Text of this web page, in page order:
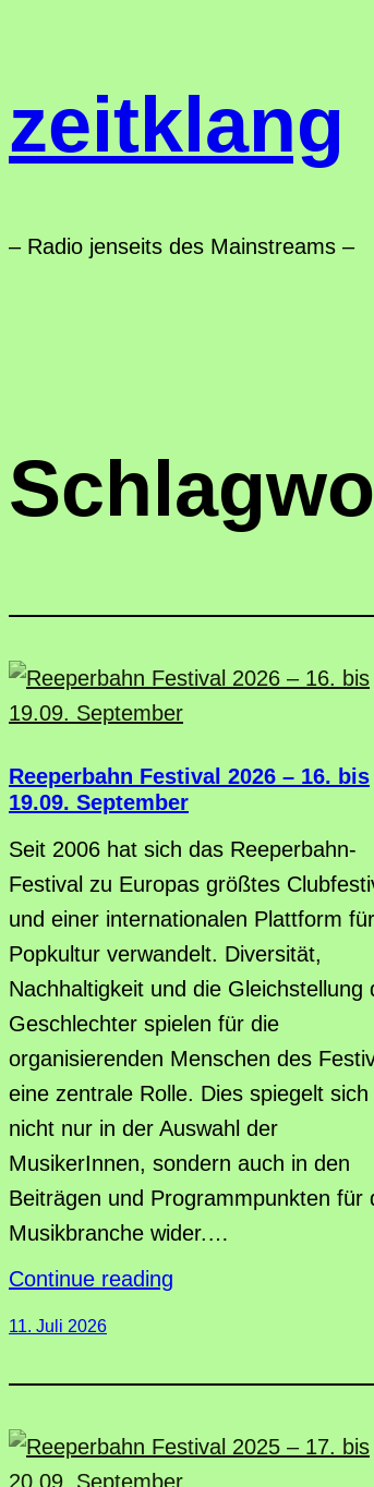
zeitklang
– Radio jenseits des Mainstreams –
Reeperbahn Festival 2026 – 16. bis
19.09. September
Seit 2006 hat sich das Reeperbahn-
Festival zu Europas größtes
und einer internationalen Plattform für
Popkultur verwandelt. Diversität,
Nachhaltigkeit und die Gleichstellung
Geschlechter spielen für die
organisierenden Menschen des
eine zentrale Rolle. Dies spiegelt sich
nicht nur in der Auswahl der
MusikerInnen, sondern auch in den
Beiträgen und Programmpunkten für
Musikbranche wider.…
Continue reading
11. Juli 2026